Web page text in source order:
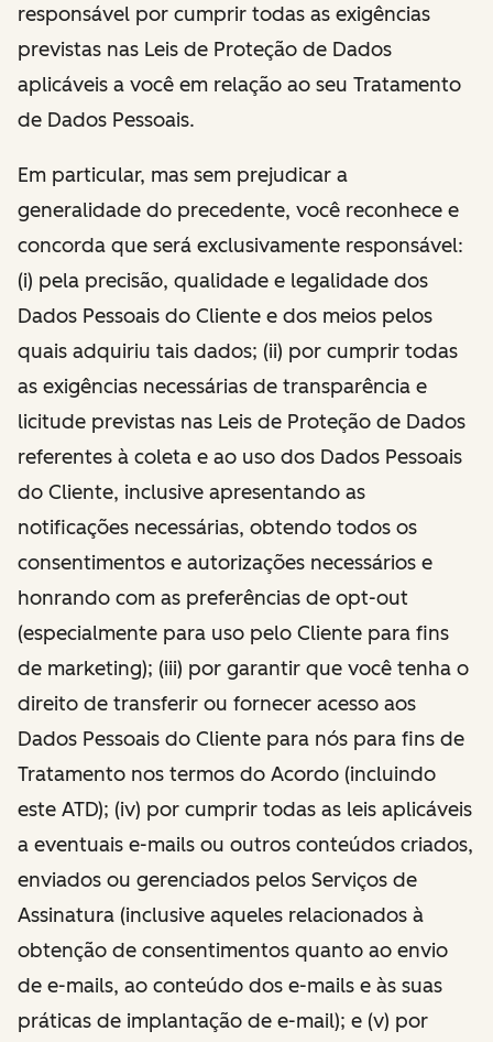
responsável por cumprir todas as exigências
previstas nas Leis de Proteção de Dados
aplicáveis a você em relação ao seu Tratamento
de Dados Pessoais.
Em particular, mas sem prejudicar a
generalidade do precedente, você reconhece e
concorda que será exclusivamente responsável:
(i) pela precisão, qualidade e legalidade dos
Dados Pessoais do Cliente e dos meios pelos
quais adquiriu tais dados; (ii) por cumprir todas
as exigências necessárias de transparência e
licitude previstas nas Leis de Proteção de Dados
referentes à coleta e ao uso dos Dados Pessoais
do Cliente, inclusive apresentando as
notificações necessárias, obtendo todos os
consentimentos e autorizações necessários e
honrando com as preferências de opt-out
(especialmente para uso pelo Cliente para fins
de marketing); (iii) por garantir que você tenha o
direito de transferir ou fornecer acesso aos
Dados Pessoais do Cliente para nós para fins de
Tratamento nos termos do Acordo (incluindo
este ATD); (iv) por cumprir todas as leis aplicáveis
a eventuais e-mails ou outros conteúdos criados,
enviados ou gerenciados pelos Serviços de
Assinatura (inclusive aqueles relacionados à
obtenção de consentimentos quanto ao envio
de e-mails, ao conteúdo dos e-mails e às suas
práticas de implantação de e-mail); e (v) por